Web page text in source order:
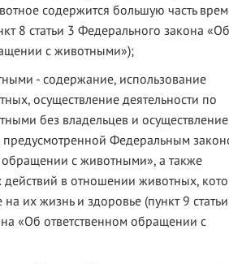
содержится большую часть
8 статьи 3 Федерального закона «Об
с животными»);
- содержание, использование
осуществление деятельности по
без владельцев и осуществление
предусмотренной Федеральным
обращении с животными», а также
действий в отношении животных,
их жизнь и здоровье (пункт 9
«Об ответственном обращении с